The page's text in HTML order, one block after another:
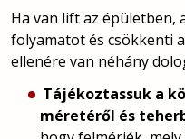
Ha van lift az épületben,
folyamatot és csökkenti
ellenére van néhány
Tájékoztassuk a
méretéről és